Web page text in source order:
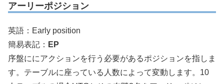
アーリーポジション
英語：Early position
簡易表記： EP
序盤ににアクションを行う必要があるポジションを指しま
す。テーブルに座っている人数によって変動します。10